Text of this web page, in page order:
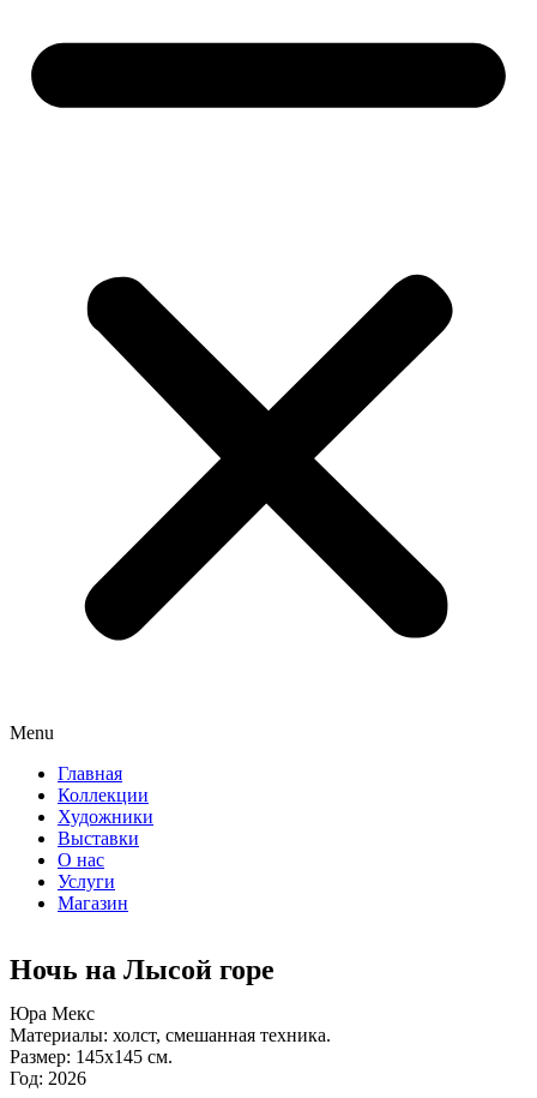
Menu
Главная
Коллекции
Художники
Выставки
О нас
Услуги
Магазин
Ночь на Лысой горе
Юра Мекс
Материалы: холст, смешанная техника.
Размер: 145х145 см.
Год: 2026